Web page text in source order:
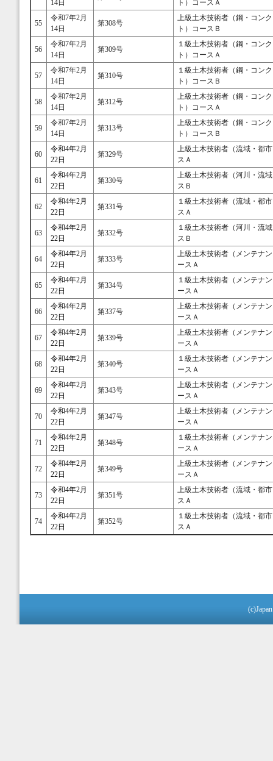
14日
ト）コースＡ
55
令和7年2月
14日
第308号
上級土木技術者（鋼・コン
ト）コースＢ
56
令和7年2月
14日
第309号
１級土木技術者（鋼・コン
ト）コースＡ
57
令和7年2月
14日
第310号
１級土木技術者（鋼・コン
ト）コースＢ
58
令和7年2月
14日
第312号
上級土木技術者（鋼・コン
ト）コースＡ
59
令和7年2月
14日
第313号
上級土木技術者（鋼・コン
ト）コースＢ
60
令和4年2月
22日
第329号
上級土木技術者（流域・都
スＡ
61
令和4年2月
22日
第330号
上級土木技術者（河川・流
スＢ
62
令和4年2月
22日
第331号
１級土木技術者（流域・都
スＡ
63
令和4年2月
22日
第332号
１級土木技術者（河川・流
スＢ
64
令和4年2月
22日
第333号
上級土木技術者（メンテナ
ースＡ
65
令和4年2月
22日
第334号
１級土木技術者（メンテナ
ースＡ
66
令和4年2月
22日
第337号
上級土木技術者（メンテナ
ースＡ
67
令和4年2月
22日
第339号
上級土木技術者（メンテナ
ースＡ
68
令和4年2月
22日
第340号
１級土木技術者（メンテナ
ースＡ
69
令和4年2月
22日
第343号
上級土木技術者（メンテナ
ースＡ
70
令和4年2月
22日
第347号
上級土木技術者（メンテナ
ースＡ
71
令和4年2月
22日
第348号
１級土木技術者（メンテナ
ースＡ
72
令和4年2月
22日
第349号
上級土木技術者（メンテナ
ースＡ
73
令和4年2月
22日
第351号
上級土木技術者（流域・都
スＡ
74
令和4年2月
22日
第352号
１級土木技術者（流域・都
スＡ